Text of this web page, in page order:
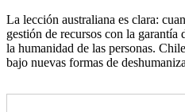
La lección australiana es clara:
gestión de recursos con la garantía
la humanidad de las personas.
bajo nuevas formas de